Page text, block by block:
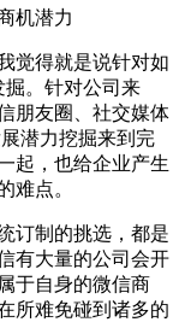
机潜力
得就是说针对如
掘。针对公司来
朋友圈、社交媒体
潜力挖掘来到完
起，也给企业产生
难点。
制的挑选，都是
有大量的公司会开
于自身的微信商
所难免碰到诸多的